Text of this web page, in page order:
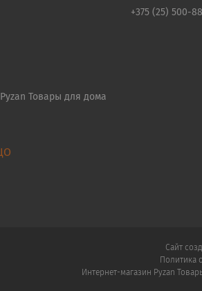
Товары для дома
+375 (25) 500-
Сайт
Политика
Интернет-магазин Pyzan